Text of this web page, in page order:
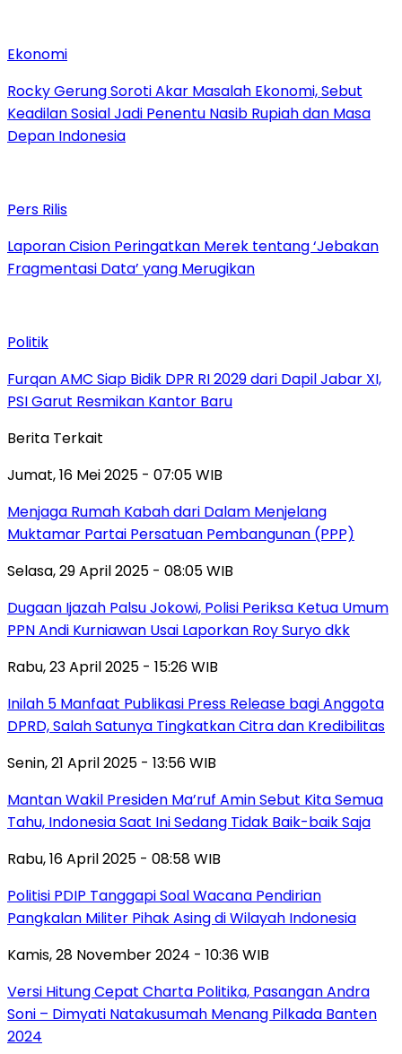
Ekonomi
Rocky Gerung Soroti Akar Masalah Ekonomi, Sebut
Keadilan Sosial Jadi Penentu Nasib Rupiah dan Masa
Depan Indonesia
Pers Rilis
Laporan Cision Peringatkan Merek tentang ‘Jebakan
Fragmentasi Data’ yang Merugikan
Politik
Furqan AMC Siap Bidik DPR RI 2029 dari Dapil Jabar XI,
PSI Garut Resmikan Kantor Baru
Berita Terkait
Jumat, 16 Mei 2025 - 07:05 WIB
Menjaga Rumah Kabah dari Dalam Menjelang
Muktamar Partai Persatuan Pembangunan (PPP)
Selasa, 29 April 2025 - 08:05 WIB
Dugaan Ijazah Palsu Jokowi, Polisi Periksa Ketua Umum
PPN Andi Kurniawan Usai Laporkan Roy Suryo dkk
Rabu, 23 April 2025 - 15:26 WIB
Inilah 5 Manfaat Publikasi Press Release bagi Anggota
DPRD, Salah Satunya Tingkatkan Citra dan Kredibilitas
Senin, 21 April 2025 - 13:56 WIB
Mantan Wakil Presiden Ma’ruf Amin Sebut Kita Semua
Tahu, Indonesia Saat Ini Sedang Tidak Baik-baik Saja
Rabu, 16 April 2025 - 08:58 WIB
Politisi PDIP Tanggapi Soal Wacana Pendirian
Pangkalan Militer Pihak Asing di Wilayah Indonesia
Kamis, 28 November 2024 - 10:36 WIB
Versi Hitung Cepat Charta Politika, Pasangan Andra
Soni – Dimyati Natakusumah Menang Pilkada Banten
2024